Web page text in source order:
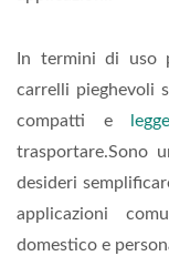
In termini di uso
carrelli pieghevoli
compatti e
trasportare.Sono
desideri
applicazioni
domestico e